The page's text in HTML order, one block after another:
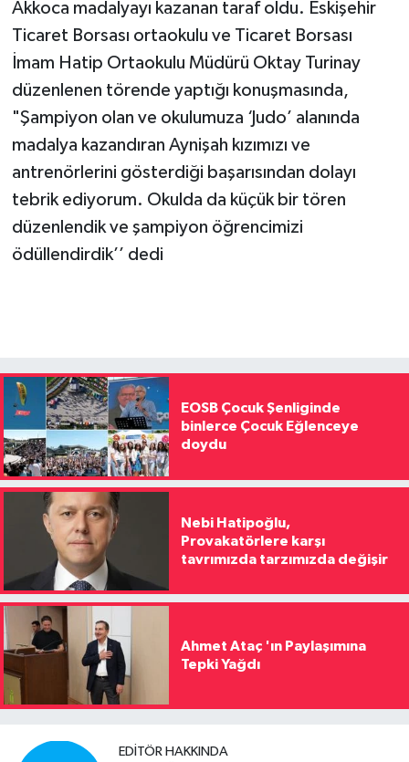
Akkoca madalyayı kazanan taraf oldu. Eskişehir
Ticaret Borsası ortaokulu ve Ticaret Borsası
İmam Hatip Ortaokulu Müdürü Oktay Turinay
düzenlenen törende yaptığı konuşmasında,
"Şampiyon olan ve okulumuza ‘Judo’ alanında
madalya kazandıran Aynişah kızımızı ve
antrenörlerini gösterdiği başarısından dolayı
tebrik ediyorum. Okulda da küçük bir tören
düzenlendik ve şampiyon öğrencimizi
ödüllendirdik’’ dedi
EOSB Çocuk Şenliginde
binlerce Çocuk Eğlenceye
doydu
Nebi Hatipoğlu,
Provakatörlere karşı
tavrımızda tarzımızda değişir
Ahmet Ataç 'ın Paylaşımına
Tepki Yağdı
EDITÖR HAKKINDA